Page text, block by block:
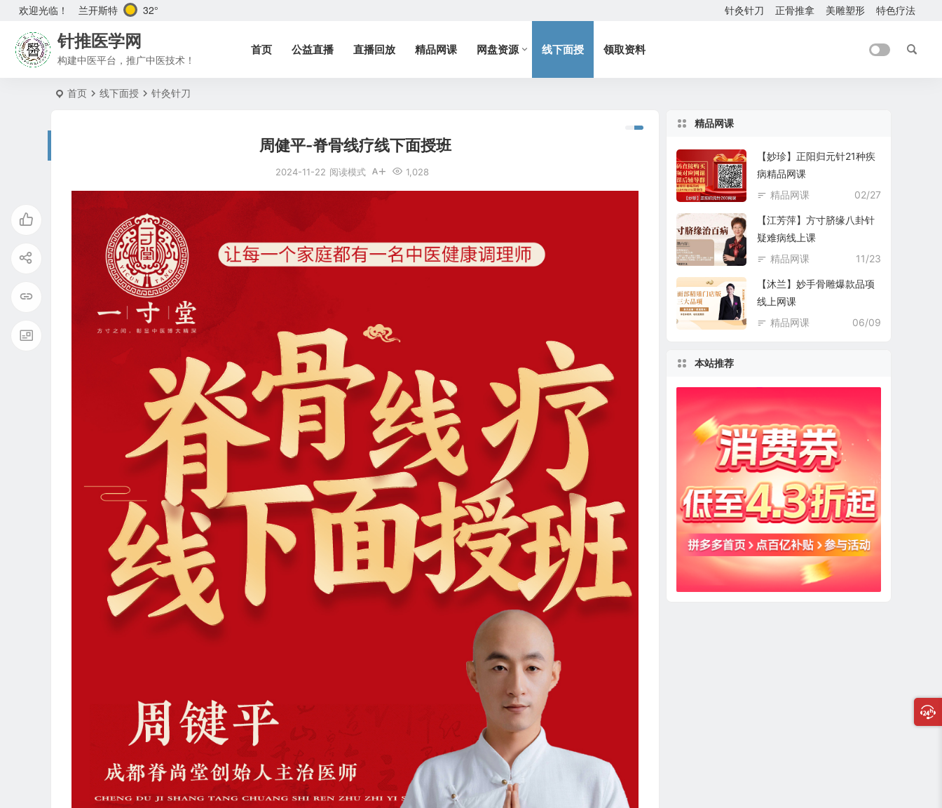
欢迎光临！ 兰开斯特 32° 针灸针刀 正骨推拿 美雕塑形 特色疗法
针推医学网
构建中医平台，推广中医技术！
首页 公益直播 直播回放 精品网课 网盘资源 线下面授 领取资料
首页 线下面授 针灸针刀
周健平-脊骨线疗线下面授班
2024-11-22 1,028
阅读模式
精品网课
【妙珍】正阳归元针21种疾
病精品网课
02/27
精品网课
【江芳萍】方寸脐缘八卦针
疑难病线上课
11/23
精品网课
【沐兰】妙手骨雕爆款品项
线上网课
06/09
精品网课
本站推荐